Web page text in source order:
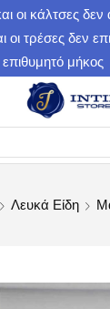
οι κάλτσες δεν
οι τρέσες δεν
επιθυμητό μήκος
Λευκά Είδη